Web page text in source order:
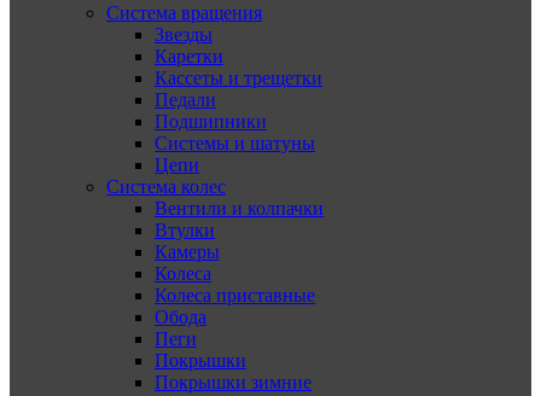
Система вращения
Звезды
Каретки
Кассеты и трещетки
Педали
Подшипники
Системы и шатуны
Цепи
Система колес
Вентили и колпачки
Втулки
Камеры
Колеса
Колеса приставные
Обода
Пеги
Покрышки
Покрышки зимние